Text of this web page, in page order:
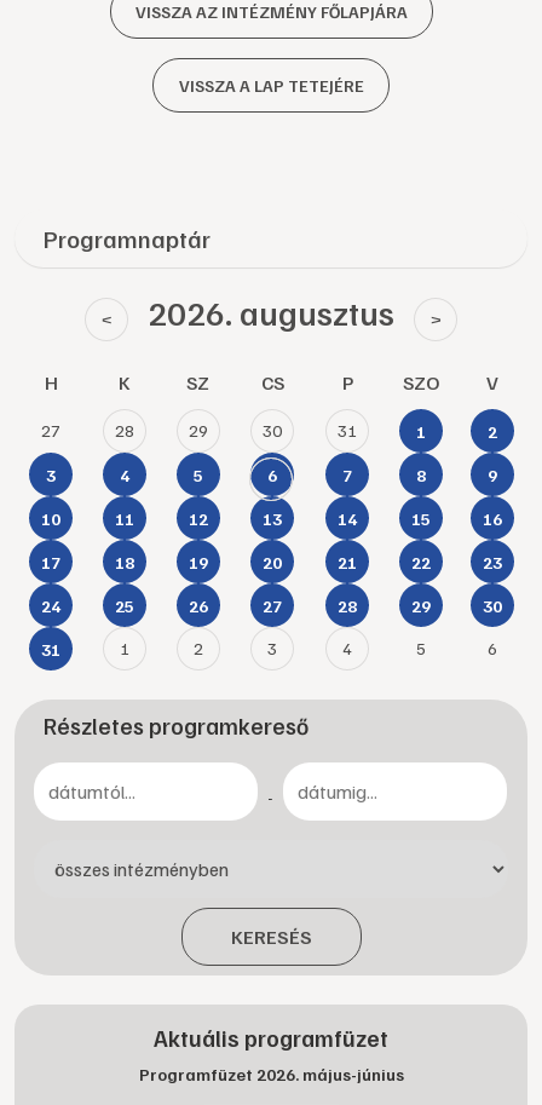
VISSZA AZ INTÉZMÉNY FŐLAPJÁRA
VISSZA A LAP TETEJÉRE
Programnaptár
< 2026. augusztus >
H K SZ CS P SZO V
27 28 29 30 31 1 2
3 4 5 6 7 8 9
10 11 12 13 14 15 16
17 18 19 20 21 22 23
24 25 26 27 28 29 30
31 1 2 3 4 5 6
Részletes programkereső
-
KERESÉS
Aktuális programfüzet
Programfüzet 2026. május-június